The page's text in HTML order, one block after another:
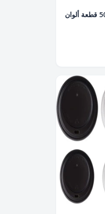
كوب ورق شوربة بالغطاء 50 قطعة ألوان